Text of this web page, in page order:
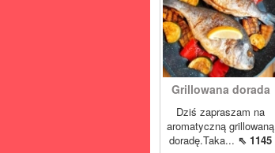
Grillowana dorada
Dziś zapraszam na
aromatyczną grillowaną
doradę.Taka... ⇖ 1145